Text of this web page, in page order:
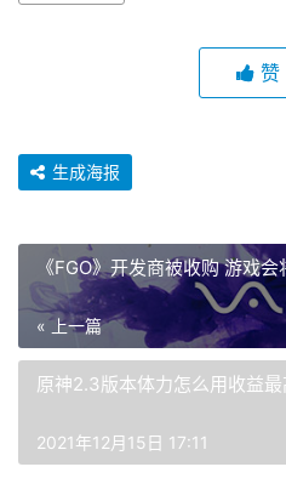
赞
生成海报
《FGO》开发商被收购 游戏
« 上一篇
原神2.3版本体力怎么用收益最
2021年12月15日 17:11